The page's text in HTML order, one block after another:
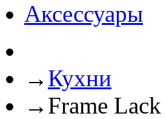
Аксессуары
→ Кухни
→ Frame Lack